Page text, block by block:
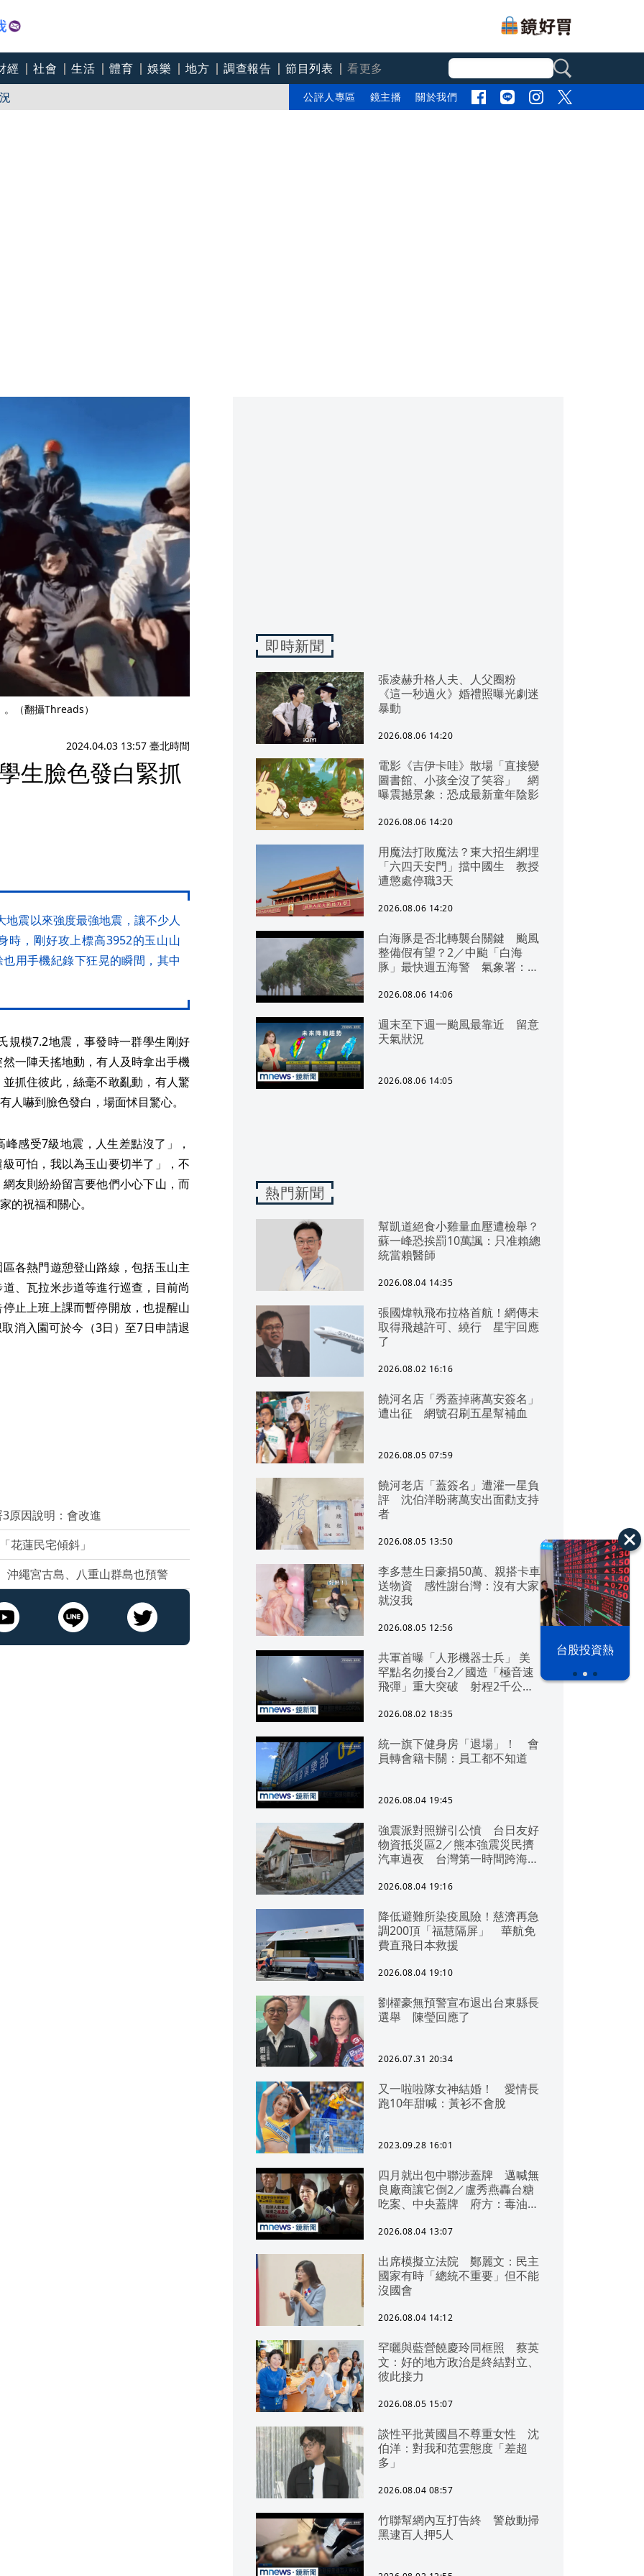
經 社會 生活 體育 娛樂 地方 調查報告 節目列表 看更多
生揭息影內幕：我被當八流演員
公評人專區 鏡主播 關於我們
之下
台股投資熱
（翻攝Threads）
2024.04.03 13:57 臺北時間
生臉色發白緊抓
震以來強度最強地震，讓不少人
時，剛好攻上標高3952的玉山山
用手機紀錄下狂晃的瞬間，其中
規模7.2地震，事發時一群學生剛好
一陣天搖地動，有人及時拿出手機
抓住彼此，絲毫不敢亂動，有人驚
人嚇到臉色發白，場面怵目驚心。
感受7級地震，人生差點沒了」，
可怕，我以為玉山要切半了」，不
友則紛紛留言要他們小心下山，而
的祝福和關心。
各熱門遊憩登山路線，包括玉山主
、瓦拉米步道等進行巡查，目前尚
止上班上課而暫停開放，也提醒山
消入園可於今（3日）至7日申請退
原因說明：會改進
蓮民宅傾斜」
繩宮古島、八重山群島也預警
即時新聞
張凌赫升格人夫、人父圈粉
《這一秒過火》婚禮照曝光劇迷
暴動
2026.08.06 14:20
電影《吉伊卡哇》散場「直接變
圖書館、小孩全沒了笑容」 網
曝震撼景象：恐成最新童年陰影
2026.08.06 14:20
用魔法打敗魔法？東大招生網埋
「六四天安門」擋中國生 教授
遭懲處停職3天
2026.08.06 14:20
白海豚是否北轉襲台關鍵 颱風
整備假有望？2／中颱「白海
豚」最快週五海警 氣象署：北
2026.08.06 14:06
週末至下週一颱風最靠近 留意
天氣狀況
2026.08.06 14:05
熱門新聞
幫凱道絕食小雞量血壓遭檢舉？
蘇一峰恐挨罰10萬諷：只准賴總
統當賴醫師
2026.08.04 14:35
張國煒執飛布拉格首航！網傳未
取得飛越許可、繞行 星宇回應
了
2026.08.02 16:16
饒河名店「秀蓋掉蔣萬安簽名」
遭出征 網號召刷五星幫補血
2026.08.05 07:59
饒河老店「蓋簽名」遭灌一星負
評 沈伯洋盼蔣萬安出面勸支持
者
2026.08.05 13:50
李多慧生日豪捐50萬、親搭卡車
送物資 感性謝台灣：沒有大家
就沒我
2026.08.05 12:56
共軍首曝「人形機器士兵」 美
罕點名勿擾台2／國造「極音速
飛彈」重大突破 射程2千公里
2026.08.02 18:35
統一旗下健身房「退場」！ 會
員轉會籍卡關：員工都不知道
2026.08.04 19:45
強震派對照辦引公憤 台日友好
物資抵災區2／熊本強震災民擠
汽車過夜 台灣第一時間跨海急
2026.08.04 19:16
降低避難所染疫風險！慈濟再急
調200頂「福慧隔屏」 華航免
費直飛日本救援
2026.08.04 19:10
劉櫂豪無預警宣布退出台東縣長
選舉 陳瑩回應了
2026.07.31 20:34
又一啦啦隊女神結婚！ 愛情長
跑10年甜喊：黃衫不會脫
2023.09.28 16:01
四月就出包中聯涉蓋牌 邁喊無
良廠商讓它倒2／盧秀燕轟台糖
吃案、中央蓋牌 府方：毒油一
2026.08.04 13:07
出席模擬立法院 鄭麗文：民主
國家有時「總統不重要」但不能
沒國會
2026.08.04 14:12
罕曬與藍營饒慶玲同框照 蔡英
文：好的地方政治是終結對立、
彼此接力
2026.08.05 15:07
談性平批黃國昌不尊重女性 沈
伯洋：對我和范雲態度「差超
多」
2026.08.04 08:57
竹聯幫網內互打告終 警啟動掃
黑逮百人押5人